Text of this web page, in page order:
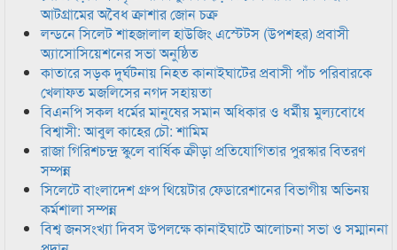
আটগ্রামের অবৈধ ক্রাশার জোন চক্র
লন্ডনে সিলেট শাহজালাল হাউজিং এস্টেটস (উপশহর) প্রবাসী
অ্যাসোসিয়েশনের সভা অনুষ্ঠিত
কাতারে সড়ক দুর্ঘটনায় নিহত কানাইঘাটের প্রবাসী পাঁচ পরিবারকে
খেলাফত মজলিসের নগদ সহায়তা
বিএনপি সকল ধর্মের মানুষের সমান অধিকার ও ধর্মীয় মুল্যবোধে
বিশ্বাসী: আবুল কাহের চৌ: শামিম
রাজা গিরিশচন্দ্র স্কুলে বার্ষিক ক্রীড়া প্রতিযোগিতার পুরস্কার বিতরণ
সম্পন্ন
সিলেটে বাংলাদেশ গ্রুপ থিয়েটার ফেডারেশানের বিভাগীয় অভিনয়
কর্মশালা সম্পন্ন
বিশ্ব জনসংখ্যা দিবস উপলক্ষে কানাইঘাটে আলোচনা সভা ও সম্মাননা